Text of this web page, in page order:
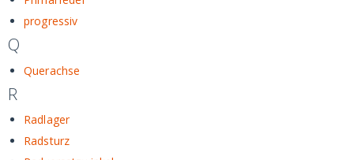
progressiv
Q
Querachse
R
Radlager
Radsturz